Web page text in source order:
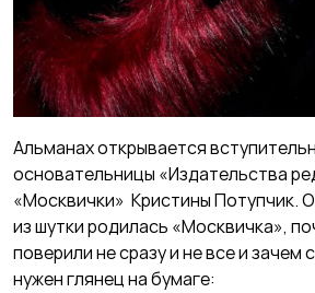
Альманах открывается
основательницы «Издательства
«Москвички» Кристины Потупчик.
из шутки родилась «Москвичка»,
поверили не сразу и не все и зачем
нужен глянец на бумаге: